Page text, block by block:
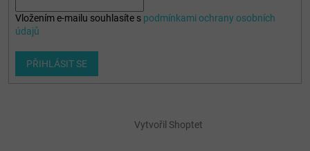
Vložením e-mailu souhlasíte s podmínkami ochrany osobních
údajů
PŘIHLÁSIT SE
Vytvořil Shoptet